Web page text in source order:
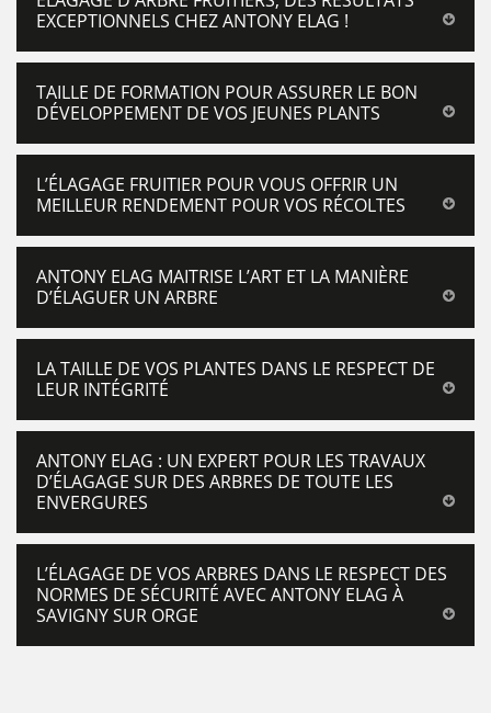
EXCEPTIONNELS CHEZ ANTONY ELAG !
TAILLE DE FORMATION POUR ASSURER LE BON
DÉVELOPPEMENT DE VOS JEUNES PLANTS
L’ÉLAGAGE FRUITIER POUR VOUS OFFRIR UN
MEILLEUR RENDEMENT POUR VOS RÉCOLTES
ANTONY ELAG MAITRISE L’ART ET LA MANIÈRE
D’ÉLAGUER UN ARBRE
LA TAILLE DE VOS PLANTES DANS LE RESPECT DE
LEUR INTÉGRITÉ
ANTONY ELAG : UN EXPERT POUR LES TRAVAUX
D’ÉLAGAGE SUR DES ARBRES DE TOUTE LES
ENVERGURES
L’ÉLAGAGE DE VOS ARBRES DANS LE RESPECT DES
NORMES DE SÉCURITÉ AVEC ANTONY ELAG À
SAVIGNY SUR ORGE